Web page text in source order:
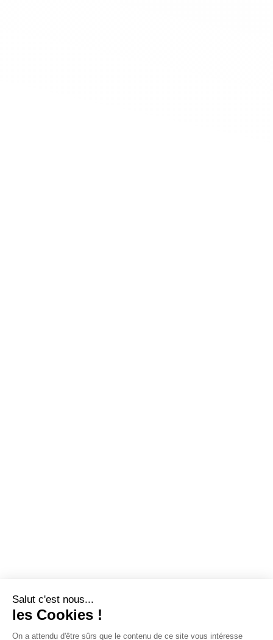
Salut c'est nous...
les Cookies !
On a attendu d'être sûrs que le contenu de ce site vous intéresse